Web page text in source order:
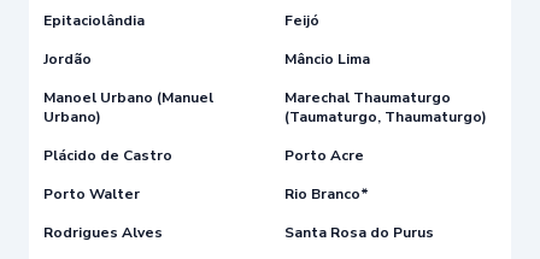
Epitaciolândia
Feijó
Jordão
Mâncio Lima
Manoel Urbano (Manuel
Urbano)
Marechal Thaumaturgo
(Taumaturgo, Thaumaturgo)
Plácido de Castro
Porto Acre
Porto Walter
Rio Branco*
Rodrigues Alves
Santa Rosa do Purus